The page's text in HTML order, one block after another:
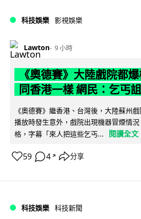
科技娛樂 影視娛樂
Lawton 9 小時
《奧德賽》大陸戲院都
同香港一樣 網民：乞丐
《奧德賽》繼香港、台灣後，大陸蘇州
播放時發生意外，戲院出現機器冒煙情
格，字幕「來人把這些乞丐...
閱讀全文
59 4 ↗ 分享
科技娛樂 科技新聞